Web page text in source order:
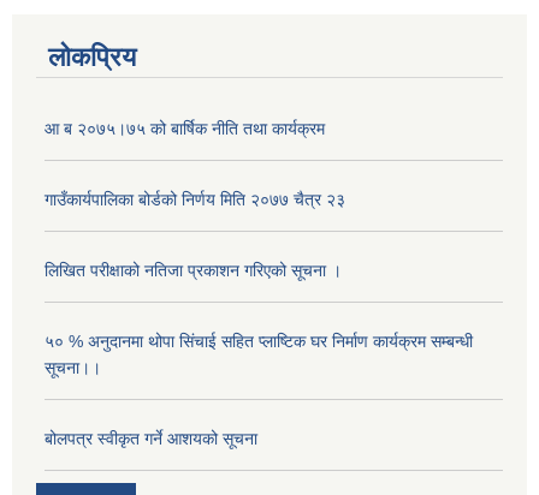
लोकप्रिय
आ ब २०७५।७५ को बार्षिक नीति तथा कार्यक्रम
गाउँकार्यपालिका बोर्डको निर्णय मिति २०७७ चैत्र २३
लिखित परीक्षाको नतिजा प्रकाशन गरिएको सूचना ।
५० % अनुदानमा थोपा सि‌ंचाई सहित प्लाष्टिक घर निर्माण कार्यक्रम सम्बन्धी
सूचना।।
बोलपत्र स्वीकृत गर्ने आशयको सूचना